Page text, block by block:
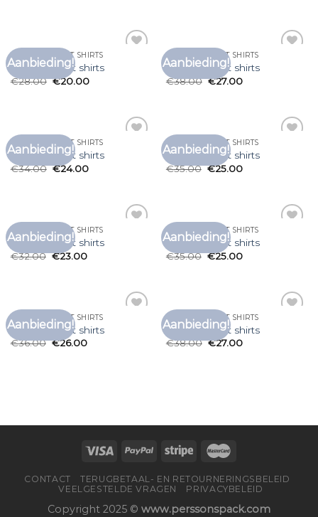
Aanbieding!
LEUKE HEREN T SHIRTS
leuke heren t shirts
€28.00 €20.00
Aanbieding!
LEUKE HEREN T SHIRTS
leuke heren t shirts
€38.00 €27.00
Aanbieding!
LEUKE HEREN T SHIRTS
leuke heren t shirts
€34.00 €24.00
Aanbieding!
LEUKE HEREN T SHIRTS
leuke heren t shirts
€35.00 €25.00
Aanbieding!
LEUKE HEREN T SHIRTS
leuke heren t shirts
€32.00 €23.00
Aanbieding!
LEUKE HEREN T SHIRTS
leuke heren t shirts
€35.00 €25.00
Aanbieding!
LEUKE HEREN T SHIRTS
leuke heren t shirts
€36.00 €26.00
Aanbieding!
LEUKE HEREN T SHIRTS
leuke heren t shirts
€38.00 €27.00
CONTACT
TERUGBETAAL- EN RETOURNERINGSBELEID
VEELGESTELDE VRAGEN
PRIVACYBELEID
Copyright 2025 © www.perssonspack.com